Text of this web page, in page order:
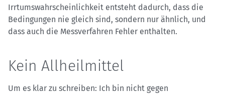
Irrtumswahrscheinlichkeit entsteht dadurch, dass die
Bedingungen nie gleich sind, sondern nur ähnlich, und
dass auch die Messverfahren Fehler enthalten.
Kein Allheilmittel
Um es klar zu schreiben: Ich bin nicht gegen